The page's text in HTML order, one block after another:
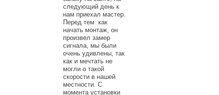
следующий день к
нам приехал мастер.
Перед тем как
начать монтаж, он
произвел замер
сигнала, мы были
очень удивлены, так
как и мечтать не
могли о такой
скорости в нашей
местности. С
момента установки